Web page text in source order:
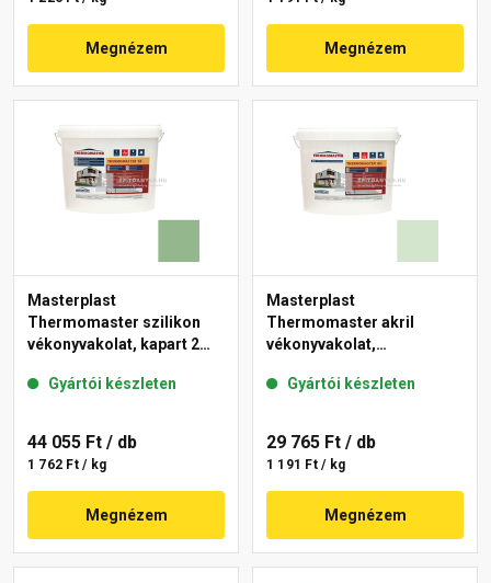
Megnézem Megnézem
Masterplast
Thermomaster szilikon
vékonyvakolat, kapart 2
Gyártói készleten
44 055 Ft / db
1 762 Ft / kg
Megnézem
Masterplast
Thermomaster akril
vékonyvakolat,
41-E 25 kg
Gyártói készleten
29 765 Ft / db
1 191 Ft / kg
Megnézem